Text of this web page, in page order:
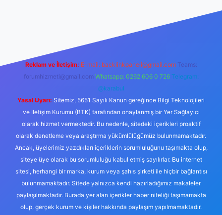
Reklam ve İletişim: E-mail: backlinkpaneli@gmail.com Teams:
forumhizmeti@gmail.com Whatsapp: 0262 606 0 726 Telegram:
@karabul
Yasal Uyarı: Sitemiz, 5651 Sayılı Kanun gereğince Bilgi Teknolojileri
ve İletişim Kurumu (BTK) tarafından onaylanmış bir Yer Sağlayıcı
olarak hizmet vermektedir. Bu nedenle, sitedeki içerikleri proaktif
olarak denetleme veya araştırma yükümlülüğümüz bulunmamaktadır.
Ancak, üyelerimiz yazdıkları içeriklerin sorumluluğunu taşımakta olup,
siteye üye olarak bu sorumluluğu kabul etmiş sayılırlar. Bu internet
sitesi, herhangi bir marka, kurum veya şahıs şirketi ile hiçbir bağlantısı
bulunmamaktadır. Sitede yalnızca kendi hazırladığımız makaleler
paylaşılmaktadır. Burada yer alan içerikler haber niteliği taşımamakta
olup, gerçek kurum ve kişiler hakkında paylaşım yapılmamaktadır.